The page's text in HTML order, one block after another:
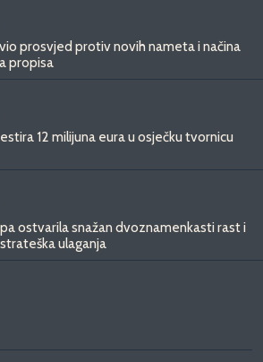
prosvjed protiv novih nameta i načina
propisa
12 milijuna eura u osječku tvornicu
ostvarila snažan dvoznamenkasti rast i
ulaganja